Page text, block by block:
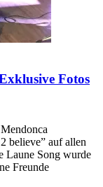
Fotos
believe” auf allen
Laune Song wurde
Freunde